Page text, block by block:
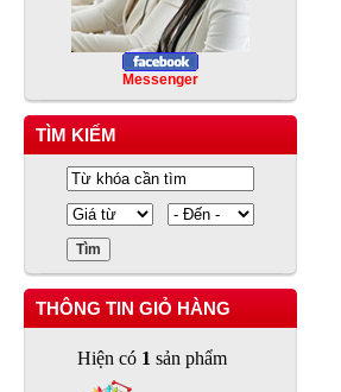
Messenger
TÌM KIẾM
THÔNG TIN GIỎ HÀNG
Hiện có 1 sản phẩm